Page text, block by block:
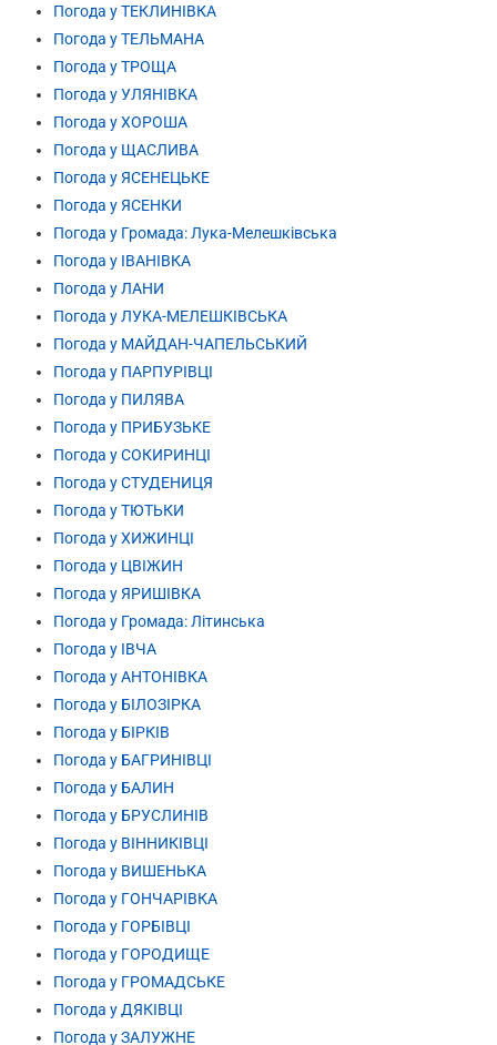
Погода у ТЕКЛИНІВКА
Погода у ТЕЛЬМАНА
Погода у ТРОЩА
Погода у УЛЯНІВКА
Погода у ХОРОША
Погода у ЩАСЛИВА
Погода у ЯСЕНЕЦЬКЕ
Погода у ЯСЕНКИ
Погода у Громада: Лука-Мелешківська
Погода у ІВАНІВКА
Погода у ЛАНИ
Погода у ЛУКА-МЕЛЕШКІВСЬКА
Погода у МАЙДАН-ЧАПЕЛЬСЬКИЙ
Погода у ПАРПУРІВЦІ
Погода у ПИЛЯВА
Погода у ПРИБУЗЬКЕ
Погода у СОКИРИНЦІ
Погода у СТУДЕНИЦЯ
Погода у ТЮТЬКИ
Погода у ХИЖИНЦІ
Погода у ЦВІЖИН
Погода у ЯРИШІВКА
Погода у Громада: Літинська
Погода у ІВЧА
Погода у АНТОНІВКА
Погода у БІЛОЗІРКА
Погода у БІРКІВ
Погода у БАГРИНІВЦІ
Погода у БАЛИН
Погода у БРУСЛИНІВ
Погода у ВІННИКІВЦІ
Погода у ВИШЕНЬКА
Погода у ГОНЧАРІВКА
Погода у ГОРБІВЦІ
Погода у ГОРОДИЩЕ
Погода у ГРОМАДСЬКЕ
Погода у ДЯКІВЦІ
Погода у ЗАЛУЖНЕ